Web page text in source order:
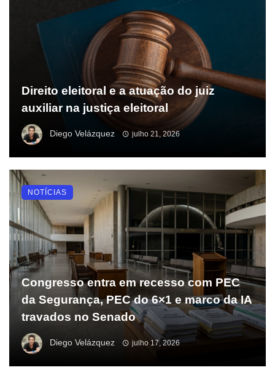
Direito eleitoral e a atuação do juiz
auxiliar na justiça eleitoral
Diego Velázquez julho 21, 2026
Congresso entra em recesso com PEC
da Segurança, PEC do 6×1 e marco da IA
travados no Senado
Diego Velázquez julho 17, 2026
NOTÍCIAS